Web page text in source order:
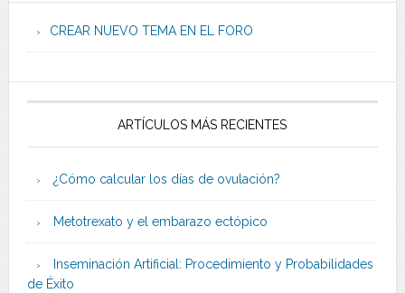
CREAR NUEVO TEMA EN EL FORO
ARTÍCULOS MÁS RECIENTES
¿Cómo calcular los días de ovulación?
Metotrexato y el embarazo ectópico
Inseminación Artificial: Procedimiento y Probabilidades
de Éxito